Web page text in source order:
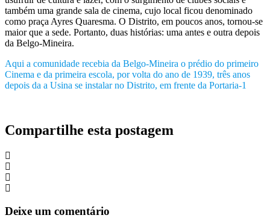
também uma grande sala de cinema, cujo local ficou denominado
como praça Ayres Quaresma. O Distrito, em poucos anos, tornou-se
maior que a sede. Portanto, duas histórias: uma antes e outra depois
da Belgo-Mineira.
Aqui a comunidade recebia da Belgo-Mineira o prédio do primeiro
Cinema e da primeira escola, por volta do ano de 1939, três anos
depois da a Usina se instalar no Distrito, em frente da Portaria-1
Compartilhe esta postagem
Deixe um comentário